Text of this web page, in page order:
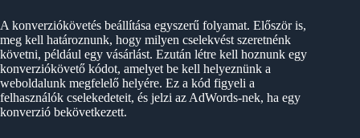
A konverziókövetés beállítása egyszerű folyamat. Először is,
meg kell határoznunk, hogy milyen cselekvést szeretnénk
követni, például egy vásárlást. Ezután létre kell hoznunk egy
konverziókövető kódot, amelyet be kell helyeznünk a
weboldalunk megfelelő helyére. Ez a kód figyeli a
felhasználók cselekedeteit, és jelzi az AdWords-nek, ha egy
konverzió bekövetkezett.